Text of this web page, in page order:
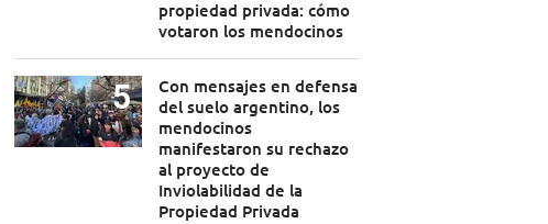
propiedad privada: cómo
votaron los mendocinos
Con mensajes en defensa
del suelo argentino, los
mendocinos
manifestaron su rechazo
al proyecto de
Inviolabilidad de la
Propiedad Privada